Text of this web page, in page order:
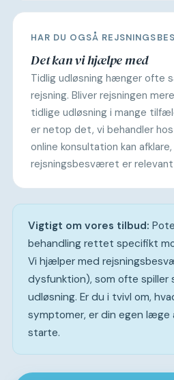
HAR DU OGSÅ
Det kan vi hjælpe med
Tidlig udløsning hænger ofte
rejsning. Bliver rejsningen
tidlige udløsning i mange
er netop det, vi behandler
online konsultation kan
rejsningsbesværet er relevant
Vigtigt om vores tilbud:
behandling rettet specifikt
Vi hjælper med
dysfunktion), som ofte spiller
udløsning. Er du i tvivl om,
symptomer, er din egen
starte.